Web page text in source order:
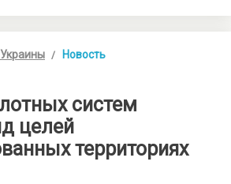
Новость
систем
целей
территориях